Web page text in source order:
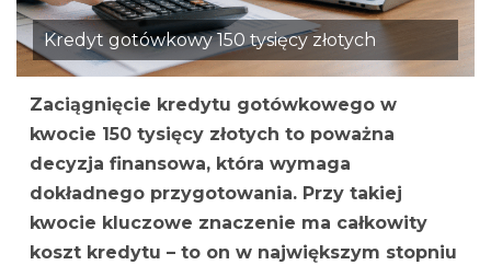
Kredyt gotówkowy 150 tysięcy złotych
Zaciągnięcie kredytu gotówkowego w
kwocie 150 tysięcy złotych to poważna
decyzja finansowa, która wymaga
dokładnego przygotowania. Przy takiej
kwocie kluczowe znaczenie ma całkowity
koszt kredytu – to on w największym stopniu